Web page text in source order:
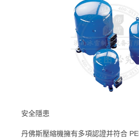
安全隱患
丹佛斯壓縮機擁有多項認證并符合